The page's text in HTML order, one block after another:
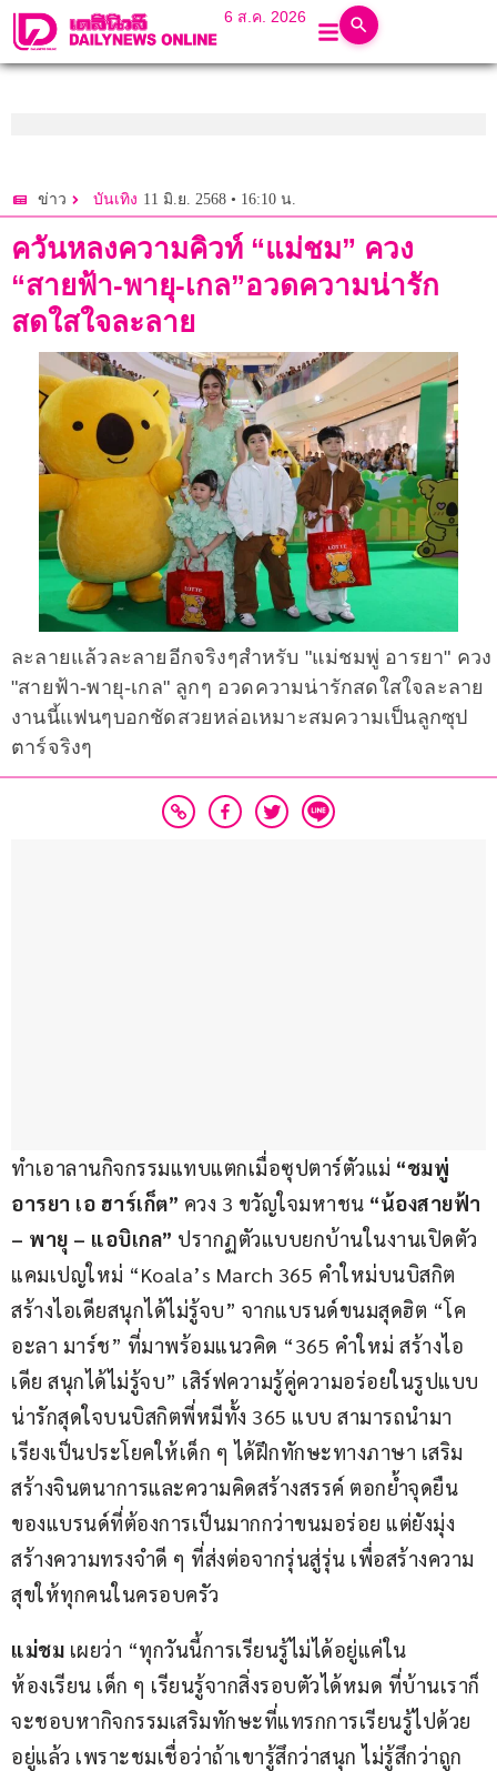
6 ส.ค. 2026
ข่าว บันเทิง 11 มิ.ย. 2568 • 16:10 น.
ควันหลงความคิวท์ “แม่ชม” ควง
“สายฟ้า-พายุ-เกล”อวดความน่ารัก
สดใสใจละลาย
ละลายแล้วละลายอีกจริงๆสำหรับ "แม่ชมพู่ อารยา" ควง
"สายฟ้า-พายุ-เกล" ลูกๆ อวดความน่ารักสดใสใจละลาย
งานนี้แฟนๆบอกชัดสวยหล่อเหมาะสมความเป็นลูกซุป
ตาร์จริงๆ
ทำเอาลานกิจกรรมแทบแตกเมื่อซุปตาร์ตัวแม่ “ชมพู่
อารยา เอ ฮาร์เก็ต” ควง 3 ขวัญใจมหาชน “น้องสายฟ้า
– พายุ – แอบิเกล” ปรากฏตัวแบบยกบ้านในงานเปิดตัว
แคมเปญใหม่ “Koala’s March 365 คำใหม่บนบิสกิต
สร้างไอเดียสนุกได้ไม่รู้จบ” จากแบรนด์ขนมสุดฮิต “โค
อะลา มาร์ช” ที่มาพร้อมแนวคิด “365 คำใหม่ สร้างไอ
เดีย สนุกได้ไม่รู้จบ” เสิร์ฟความรู้คู่ความอร่อยในรูปแบบ
น่ารักสุดใจบนบิสกิตพี่หมีทั้ง 365 แบบ สามารถนำมา
เรียงเป็นประโยคให้เด็ก ๆ ได้ฝึกทักษะทางภาษา เสริม
สร้างจินตนาการและความคิดสร้างสรรค์ ตอกย้ำจุดยืน
ของแบรนด์ที่ต้องการเป็นมากกว่าขนมอร่อย แต่ยังมุ่ง
สร้างความทรงจำดี ๆ ที่ส่งต่อจากรุ่นสู่รุ่น เพื่อสร้างความ
สุขให้ทุกคนในครอบครัว
แม่ชม เผยว่า “ทุกวันนี้การเรียนรู้ไม่ได้อยู่แค่ใน
ห้องเรียน เด็ก ๆ เรียนรู้จากสิ่งรอบตัวได้หมด ที่บ้านเราก็
จะชอบหากิจกรรมเสริมทักษะที่แทรกการเรียนรู้ไปด้วย
อยู่แล้ว เพราะชมเชื่อว่าถ้าเขารู้สึกว่าสนุก ไม่รู้สึกว่าถูก